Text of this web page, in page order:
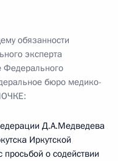
обязанности
эксперта
Федерального
бюро медико-
Д.А.Медведева
Иркутской
о содействии